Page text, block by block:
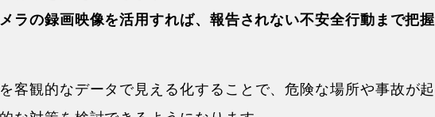
ラの録画映像を活用すれば、報告されない不安全行動まで把握
客観的なデータで見える化することで、危険な場所や事故が起